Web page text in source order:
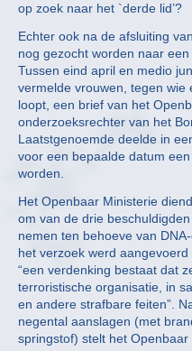
op zoek naar het `derde lid’?
Echter ook na de afsluiting
nog gezocht worden naar
Tussen eind april en medio
vermelde vrouwen, tegen
loopt, een brief van het
onderzoeksrechter van het
Laatstgenoemde deelde in
voor een bepaalde datum
worden.
Het Openbaar Ministerie
om van de drie
nemen ten behoeve van
het verzoek werd
“een verdenking bestaat dat
terroristische organisatie, in
en andere strafbare feiten”.
negental aanslagen (met
springstof) stelt het